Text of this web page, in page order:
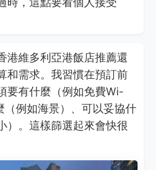
港維多利亞港飯店推薦還
和需求。我習慣在預訂前
要有什麼（例如免費Wi-
（例如海景）、可以妥協什
）。這樣篩選起來會快很